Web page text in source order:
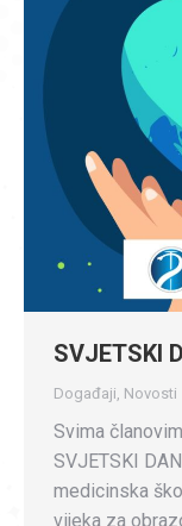
SVJETSKI
Događaji, Novosti
Svima
SVJETSKI
medicinska
vijeka za